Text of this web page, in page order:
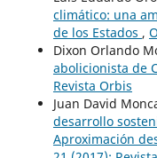
climático: una
de los Estados ,
Dixon Orlando
abolicionista de
Revista Orbis
Juan David
desarrollo
Aproximación